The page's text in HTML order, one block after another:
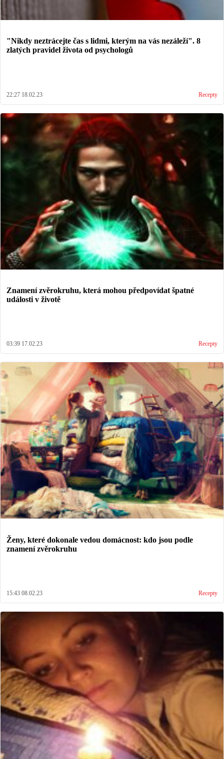
"Nikdy neztrácejte čas s lidmi, kterým na vás nezáleží". 8
zlatých pravidel života od psychologů
22:27 18.02.23 Recepty
Znamení zvěrokruhu, která mohou předpovídat špatné
události v životě
03:39 17.02.23 Recepty
Ženy, které dokonale vedou domácnost: kdo jsou podle
znamení zvěrokruhu
15:43 08.02.23 Recepty